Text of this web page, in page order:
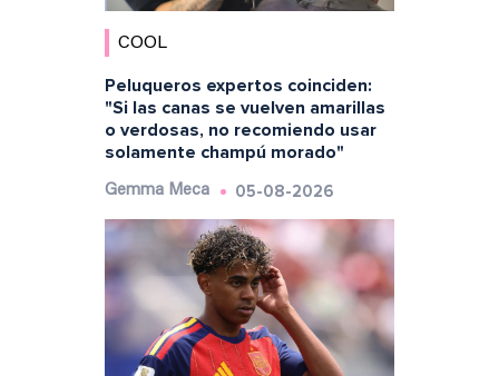
COOL
Peluqueros expertos coinciden:
"Si las canas se vuelven amarillas
o verdosas, no recomiendo usar
solamente champú morado"
Gemma Meca 05-08-2026